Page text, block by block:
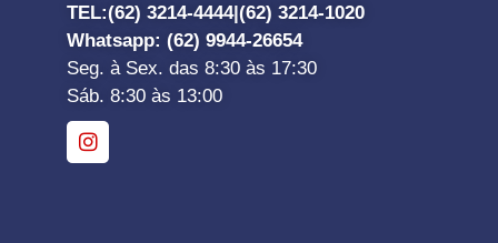
TEL:(62) 3214-4444|(62) 3214-1020
Whatsapp: (62) 9944-26654
Seg. à Sex. das 8:30 às 17:30
Sáb. 8:30 às 13:00